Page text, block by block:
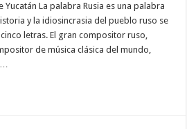
Yucatán La palabra Rusia es una palabra
y la idiosincrasia del pueblo ruso se
letras. El gran compositor ruso,
de música clásica del mundo,